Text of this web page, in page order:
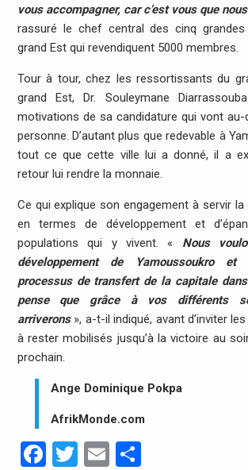
vous accompagner, car c’est vous que
rassuré le chef central des cinq
grand Est qui revendiquent 5000 membres.
Tour à tour, chez les ressortissants du
grand Est, Dr. Souleymane
motivations de sa candidature qui vont au-
personne. D’autant plus que redevable à
tout ce que cette ville lui a donné, il a
retour lui rendre la monnaie.
Ce qui explique son engagement à servir la
en termes de développement et
populations qui y vivent. « Nous
développement de Yamoussoukro
processus de transfert de la capitale
pense que grâce à vos différents
arriverons», a-t-il indiqué, avant d’inviter
à rester mobilisés jusqu’à la victoire au
prochain.
Ange Dominique Pokpa
AfrikMonde.com
Facebook
Twitter
EmailPartager